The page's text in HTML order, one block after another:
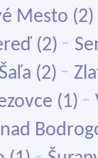
Mesto (2)
(2) -
Šaľa (2) -
(1) -